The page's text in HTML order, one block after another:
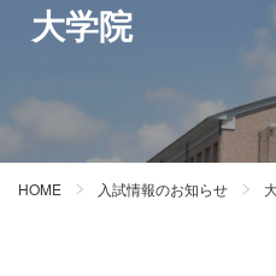
大学院
HOME 入試情報のお知らせ